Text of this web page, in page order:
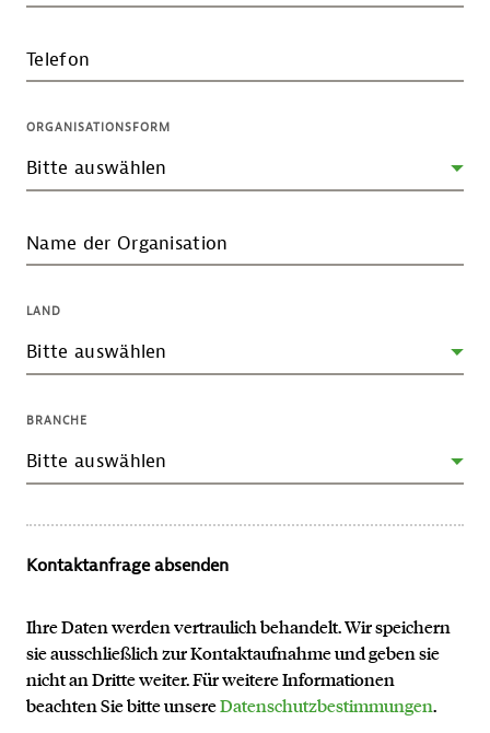
Telefon
ORGANISATIONSFORM
Name der Organisation
LAND
BRANCHE
Kontaktanfrage absenden
Ihre Daten werden vertraulich behandelt. Wir speichern
sie ausschließlich zur Kontaktaufnahme und geben sie
nicht an Dritte weiter. Für weitere Informationen
beachten Sie bitte unsereDatenschutzbestimmungen.